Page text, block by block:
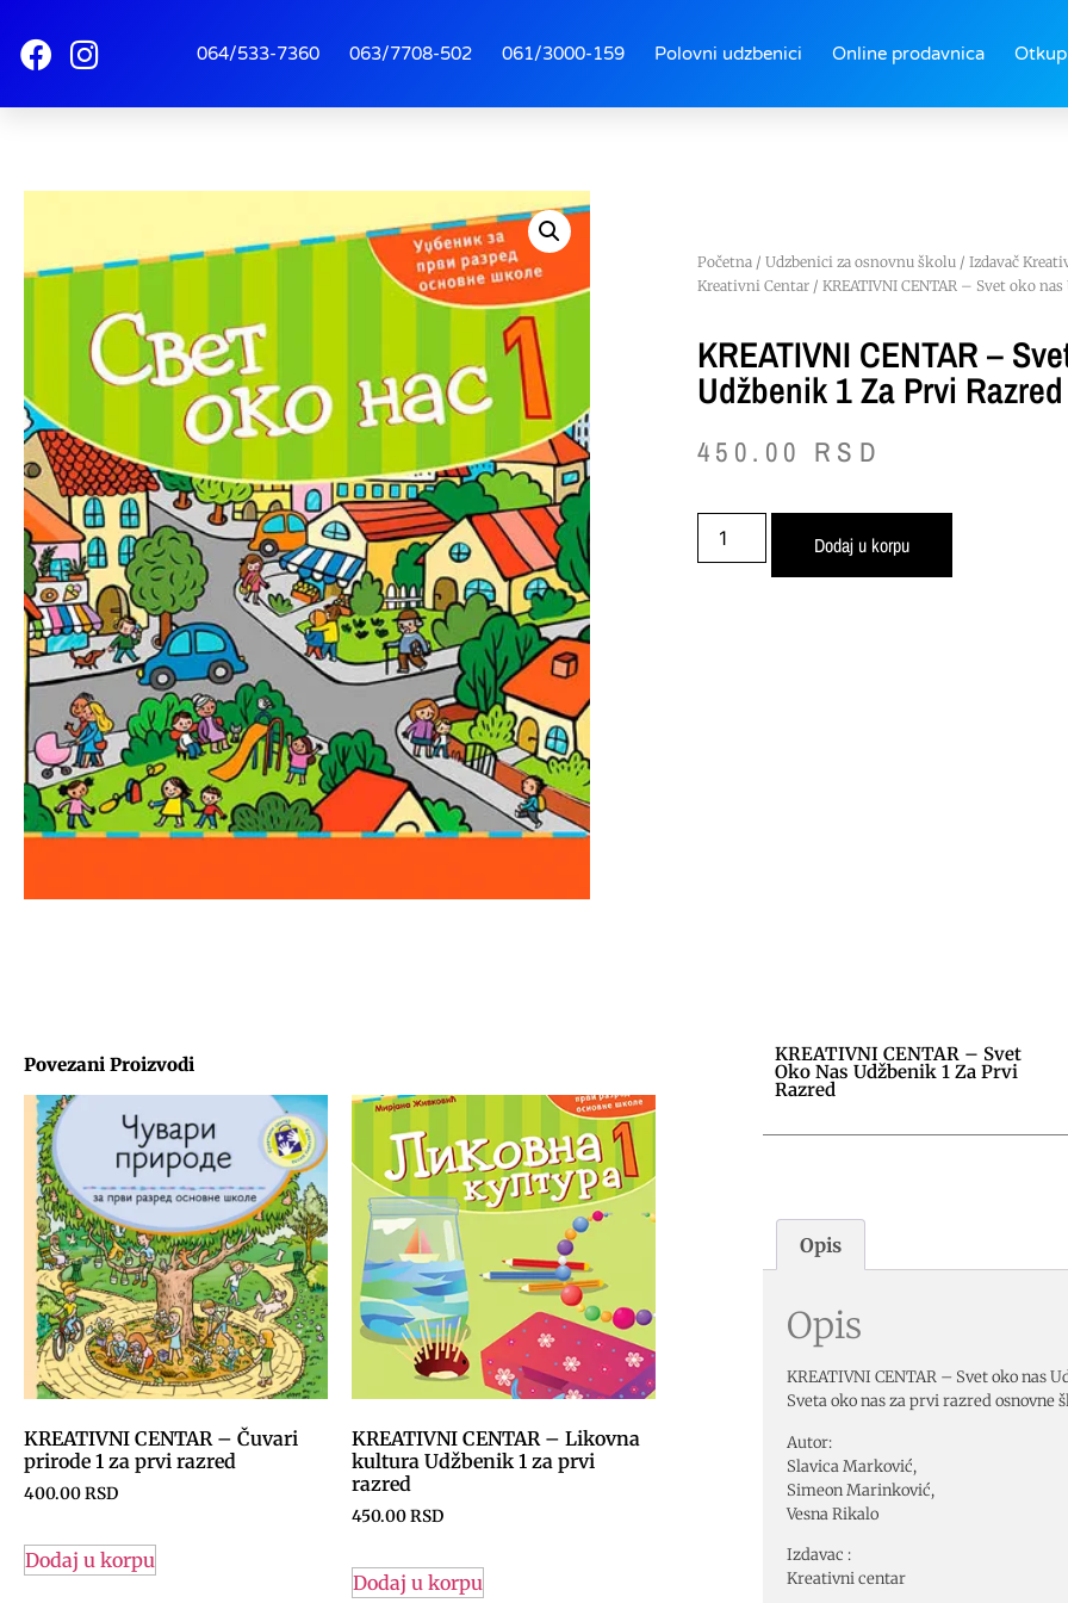
064/533-7360 063/7708-502 061/3000-159 Polovni udzbenici Online prodavnica
Početna/ Udzbenici za osnovnu školu/ Izdavač
Kreativni Centar/ KREATIVNI CENTAR – Svet oko
KREATIVNI CENTAR –
Udžbenik 1 Za Prvi Razred
450.00 RSD
Dodaj u korpu
Povezani Proizvodi
KREATIVNI CENTAR – Čuvari
prirode 1 za prvi razred
400.00RSD
Dodaj u korpu
KREATIVNI CENTAR – Likovna
kultura Udžbenik 1 za prvi
razred
450.00RSD
Dodaj u korpu
KREATIVNI CENTAR – Svet
Oko Nas Udžbenik 1 Za Prvi
Razred
Opis
Opis
KREATIVNI CENTAR – Svet oko nas
Sveta oko nas za prvi razred osnovne
Autor:
Slavica Marković,
Simeon Marinković,
Vesna Rikalo
Izdavac :
Kreativni centar